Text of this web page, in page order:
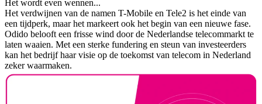
Het wordt even wennen...
Het verdwijnen van de namen T-Mobile en Tele2 is het einde van
een tijdperk, maar het markeert ook het begin van een nieuwe fase.
Odido belooft een frisse wind door de Nederlandse telecommarkt te
laten waaien. Met een sterke fundering en steun van investeerders
kan het bedrijf haar visie op de toekomst van telecom in Nederland
zeker waarmaken.